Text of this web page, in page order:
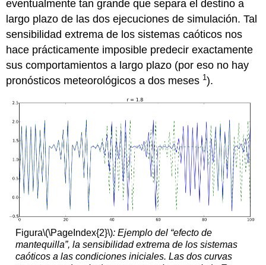
eventualmente tan grande que separa el destino a
largo plazo de las dos ejecuciones de simulación. Tal
sensibilidad extrema de los sistemas caóticos nos
hace prácticamente imposible predecir exactamente
sus comportamientos a largo plazo (por eso no hay
pronósticos meteorológicos a dos meses 1).
Figura\(\PageIndex{2}\): Ejemplo del “efecto de
mantequilla”, la sensibilidad extrema de los sistemas
caóticos a las condiciones iniciales. Las dos curvas